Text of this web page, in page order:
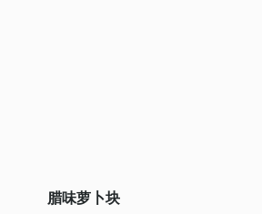
腊味萝卜块